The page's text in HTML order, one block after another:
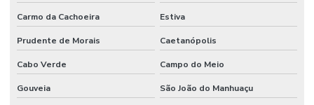
Técnicas De Tratamento De Juntas De Dilatação
Tratamento De Juntas De Dilatação
Tratamento De Juntas De Dilatação Em Minas Gerais
Tratamento De Juntas De Dilatação Paraná
Carmo da Cachoeira Estiva
Prudente de Morais Caetanópolis
Cabo Verde Campo do Meio
Gouveia São João do Manhuaçu